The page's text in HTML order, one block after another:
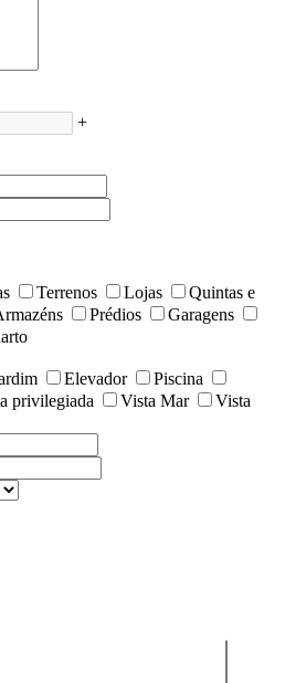
+
Terrenos Lojas
Quintas e
Prédios
Garagens
Elevador
Piscina
privilegiada Vista Mar
Vista